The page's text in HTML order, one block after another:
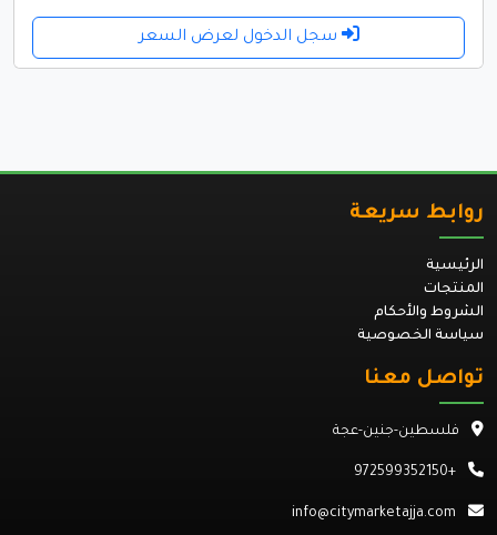
سجل الدخول لعرض السعر
روابط سريعة
الرئيسية
المنتجات
الشروط والأحكام
سياسة الخصوصية
تواصل معنا
فلسطين-جنين-عجة
+972599352150